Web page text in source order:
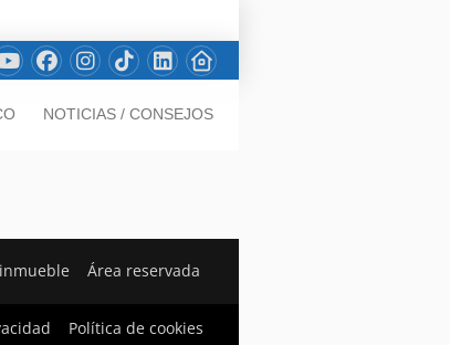
NOTICIAS / CONSEJOS
Área reservada
Política de cookies